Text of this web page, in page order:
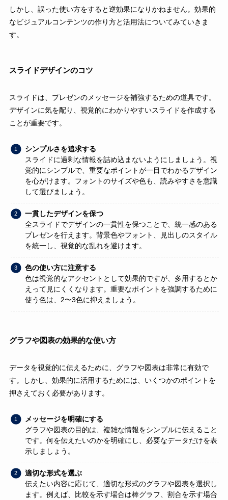
しかし、誤った使い方をすると逆効果になりかねません。効果的
なビジュアルコンテンツの作り方と活用法についてみていきま
す。
スライドデザインのコツ
スライドは、プレゼンのメッセージを補強するための道具です。
デザインに気を配り、視覚的にわかりやすいスライドを作成する
ことが重要です。
シンプルさを追求する
スライドに過剰な情報を詰め込まないようにしましょう。視
覚的にシンプルで、重要なポイントが一目でわかるデザイン
を心がけます。フォントのサイズや色も、読みやすさを意識
して選びましょう。
一貫したデザインを保つ
全スライドでデザインの一貫性を保つことで、統一感のある
プレゼンを行えます。背景色やフォント、見出しのスタイル
を統一し、視覚的な乱れを避けます。
色の使い方に注意する
色は視覚的なアクセントとして効果的ですが、多用するとか
えって見にくくなります。重要なポイントを強調するために
使う色は、2〜3色に抑えましょう。
グラフや図表の効果的な使い方
データを視覚的に伝えるために、グラフや図表は非常に有効で
す。しかし、効果的に活用するためには、いくつかのポイントを
押さえておく必要があります。
メッセージを明確にする
グラフや図表の目的は、複雑な情報をシンプルに伝えること
です。何を伝えたいのかを明確にし、必要なデータだけを表
示しましょう。
適切な形式を選ぶ
伝えたい内容に応じて、適切な形式のグラフや図表を選択し
ます。例えば、比較を示す場合は棒グラフ、割合を示す場合